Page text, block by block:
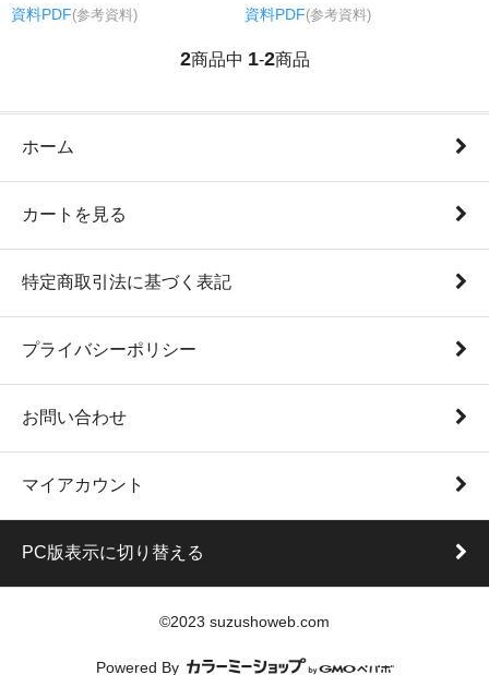
資料PDF(参考資料)
資料PDF(参考資料)
2商品中 1-2商品
ホーム
カートを見る
特定商取引法に基づく表記
プライバシーポリシー
お問い合わせ
マイアカウント
PC版表示に切り替える
©2023 suzushoweb.com
Powered By